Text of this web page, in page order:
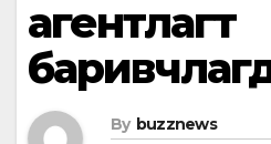
агентлагт
By buzznews